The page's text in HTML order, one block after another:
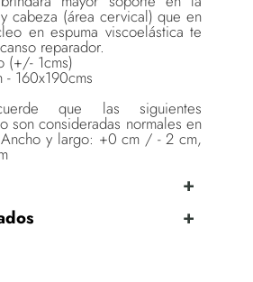
cabeza (área cervical) que en
en espuma viscoelástica te
reparador.
(+/- 1cms)
160x190cms
que las siguientes
son consideradas normales en
y largo: +0 cm / - 2 cm,